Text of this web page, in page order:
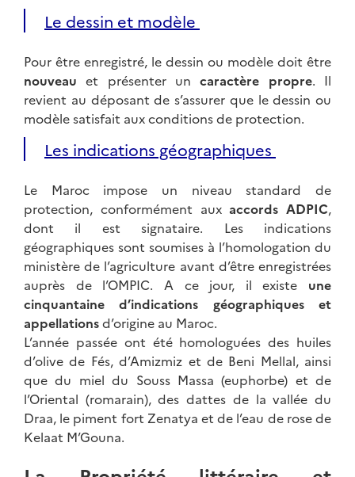
Le dessin et modèle
Pour être enregistré, le dessin ou modèle doit être
nouveau et présenter uncaractère propre. Il
revient au déposant de s’assurer que le dessin ou
modèle satisfait aux conditions de protection.
Les indications géographiques
Le Maroc impose un niveau standard de
protection, conformément auxaccords ADPIC,
dont il est signataire. Les indications
géographiques sont soumises à l’homologation du
ministère de l’agriculture avant d’être enregistrées
auprès de l’OMPIC. A ce jour, il existe une
cinquantaine d’indications géographiques et
appellationsd’origine au Maroc.
L’année passée ont été homologuées des huiles
d’olive de Fés, d’Amizmiz et de Beni Mellal, ainsi
que du miel du Souss Massa (euphorbe) et de
l’Oriental (romarain), des dattes de la vallée du
Draa, le piment fort Zenatya et de l’eau de rose de
Kelaat M’Gouna.